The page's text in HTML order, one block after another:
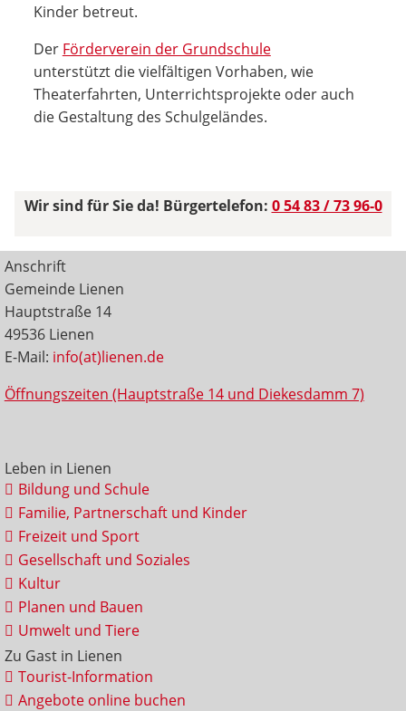
Kinder betreut.
Der Förderverein der Grundschule
unterstützt die vielfältigen Vorhaben, wie
Theaterfahrten, Unterrichtsprojekte oder auch
die Gestaltung des Schulgeländes.
Wir sind für Sie da! Bürgertelefon: 0 54 83 / 73 96-0
Anschrift
Gemeinde Lienen
Hauptstraße 14
49536 Lienen
E-Mail: info(at)lienen.de
Öffnungszeiten (Hauptstraße 14 und Diekesdamm 7)
Leben in Lienen
Bildung und Schule
Familie, Partnerschaft und Kinder
Freizeit und Sport
Gesellschaft und Soziales
Kultur
Planen und Bauen
Umwelt und Tiere
Zu Gast in Lienen
Tourist-Information
Angebote online buchen